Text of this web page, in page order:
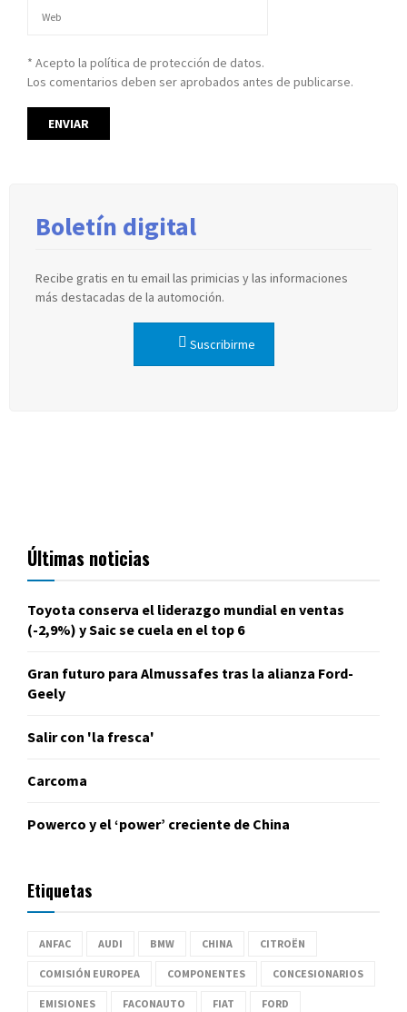
* Acepto la política de protección de datos.
Los comentarios deben ser aprobados antes de publicarse.
Boletín digital
Recibe gratis en tu email las primicias y las informaciones
más destacadas de la automoción.
Suscribirme
Últimas noticias
Toyota conserva el liderazgo mundial en ventas
(-2,9%) y Saic se cuela en el top 6
Gran futuro para Almussafes tras la alianza Ford-
Geely
Salir con 'la fresca'
Carcoma
Powerco y el ‘power’ creciente de China
Etiquetas
ANFAC AUDI BMW CHINA CITROËN
COMISIÓN EUROPEA COMPONENTES CONCESIONARIOS
EMISIONES FACONAUTO FIAT FORD